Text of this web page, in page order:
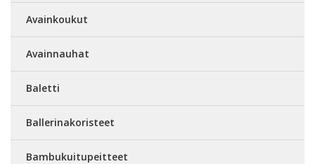
Avainkoukut
Avainnauhat
Baletti
Ballerinakoristeet
Bambukuitupeitteet